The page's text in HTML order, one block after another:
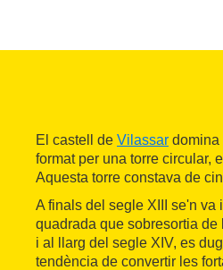
El castell de Vilassar domina
format per una torre circular,
Aquesta torre constava de
A finals del segle XIII se'n
quadrada que sobresortia
i al llarg del segle XIV, es
tendència de convertir les